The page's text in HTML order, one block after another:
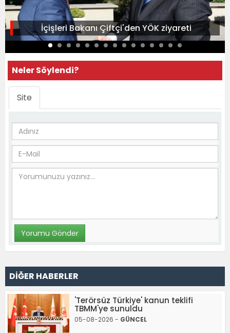
İçişleri Bakanı Çiftçi'den YÖK ziyareti
Neler Söylendi?
Site
DİĞER HABERLER
'Terörsüz Türkiye' kanun teklifi
TBMM'ye sunuldu
05-08-2026 - GÜNCEL